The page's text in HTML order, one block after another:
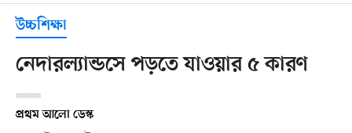
উচ্চশিক্ষা
নেদারল্যান্ডসে পড়তে যাওয়ার ৫ কারণ
প্রথম আলো ডেস্ক